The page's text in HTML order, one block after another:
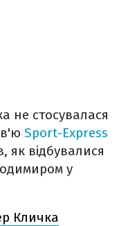
не стосувалася
Sport-Express
як відбувалися
у
Кличка